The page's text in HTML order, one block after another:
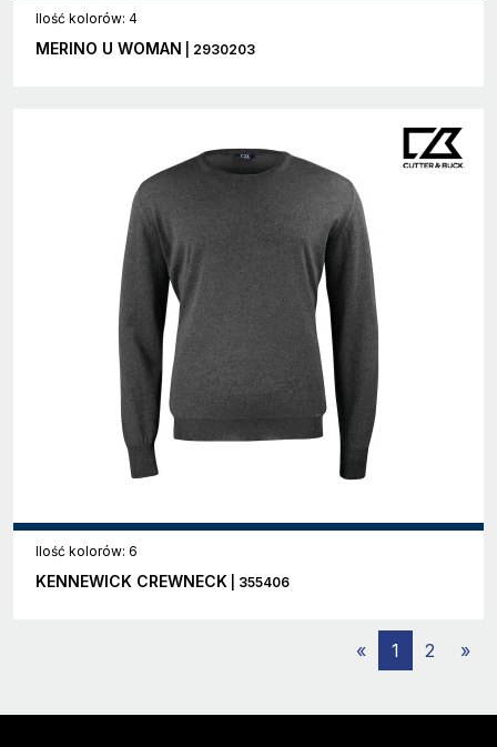
Ilość kolorów: 4
MERINO U WOMAN | 2930203
Ilość kolorów: 6
KENNEWICK CREWNECK | 355406
« 1 2 »